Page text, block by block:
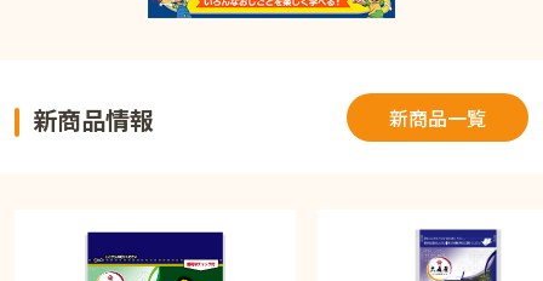
新商品情報 新商品一覧